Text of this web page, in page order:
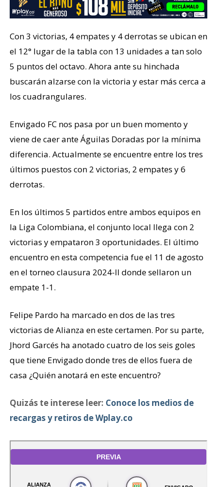
Con 3 victorias, 4 empates y 4 derrotas se ubican en
el 12° lugar de la tabla con 13 unidades a tan solo
5 puntos del octavo. Ahora ante su hinchada
buscarán alzarse con la victoria y estar más cerca a
los cuadrangulares.
Envigado FC nos pasa por un buen momento y
viene de caer ante Águilas Doradas por la mínima
diferencia. Actualmente se encuentre entre los tres
últimos puestos con 2 victorias, 2 empates y 6
derrotas.
En los últimos 5 partidos entre ambos equipos en
la Liga Colombiana, el conjunto local llega con 2
victorias y empataron 3 oportunidades. El último
encuentro en esta competencia fue el 11 de agosto
en el torneo clausura 2024-II donde sellaron un
empate 1-1.
Felipe Pardo ha marcado en dos de las tres
victorias de Alianza en este certamen. Por su parte,
Jhord Garcés ha anotado cuatro de los seis goles
que tiene Envigado donde tres de ellos fuera de
casa ¿Quién anotará en este encuentro?
Quizás te interese leer: Conoce los medios de
recargas y retiros de Wplay.co